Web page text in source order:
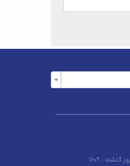
۱۶۰۹